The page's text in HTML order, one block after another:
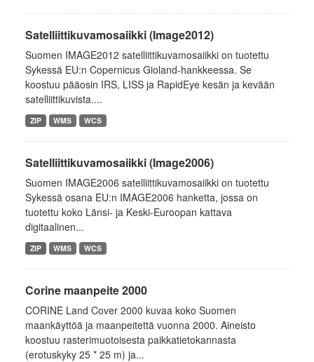
Satelliittikuvamosaiikki (Image2012)
Suomen IMAGE2012 satelliittikuvamosaiikki on tuotettu
Sykessä EU:n Copernicus Gioland-hankkeessa. Se
koostuu pääosin IRS, LISS ja RapidEye kesän ja kevään
satelliittikuvista....
ZIP WMS WCS
Satelliittikuvamosaiikki (Image2006)
Suomen IMAGE2006 satelliittikuvamosaiikki on tuotettu
Sykessä osana EU:n IMAGE2006 hanketta, jossa on
tuotettu koko Länsi- ja Keski-Euroopan kattava
digitaalinen...
ZIP WMS WCS
Corine maanpeite 2000
CORINE Land Cover 2000 kuvaa koko Suomen
maankäyttöä ja maanpeitettä vuonna 2000. Aineisto
koostuu rasterimuotoisesta paikkatietokannasta
(erotuskyky 25 * 25 m) ja...